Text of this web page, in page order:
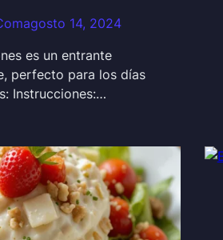
agosto 14, 2024
es un entrante
perfecto para los días
Instrucciones:…